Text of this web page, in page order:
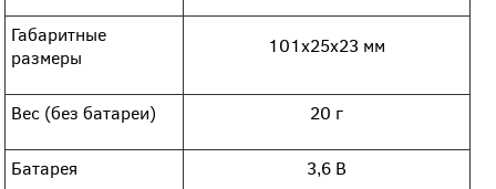
Габаритные
размеры
101x25x23 мм
Вес (без батареи) 20 г
Батарея 3,6 В